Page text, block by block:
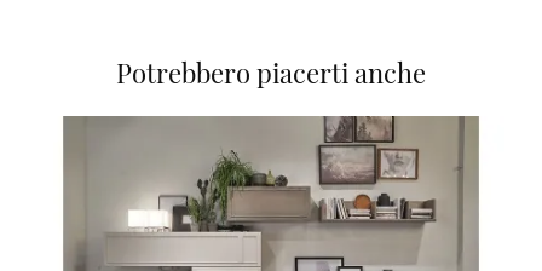
Potrebbero piacerti anche